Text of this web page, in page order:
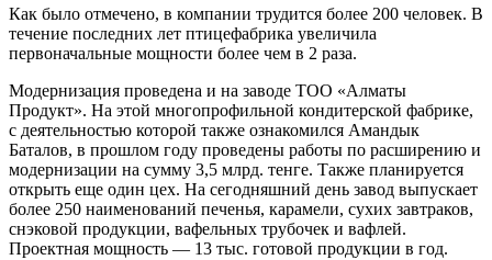
Как было отмечено, в компании трудится более 200 человек. В
течение последних лет птицефабрика увеличила
первоначальные мощности более чем в 2 раза.
Модернизация проведена и на заводе ТОО «Алматы
Продукт». На этой многопрофильной кондитерской фабрике,
с деятельностью которой также ознакомился Амандык
Баталов, в прошлом году проведены работы по расширению и
модернизации на сумму 3,5 млрд. тенге. Также планируется
открыть еще один цех. На сегодняшний день завод выпускает
более 250 наименований печенья, карамели, сухих завтраков,
снэковой продукции, вафельных трубочек и вафлей.
Проектная мощность — 13 тыс. готовой продукции в год.